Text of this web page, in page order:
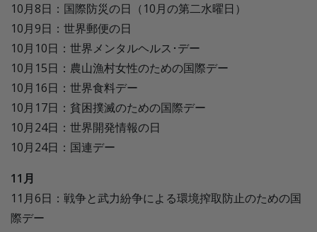
10月8日：国際防災の日（10月の第二水曜日）
10月9日：世界郵便の日
10月10日：世界メンタルヘルス･デー
10月15日：農山漁村女性のための国際デー
10月16日：世界食料デー
10月17日：貧困撲滅のための国際デー
10月24日：世界開発情報の日
10月24日：国連デー
11月
11月6日：戦争と武力紛争による環境搾取防止のための国
際デー